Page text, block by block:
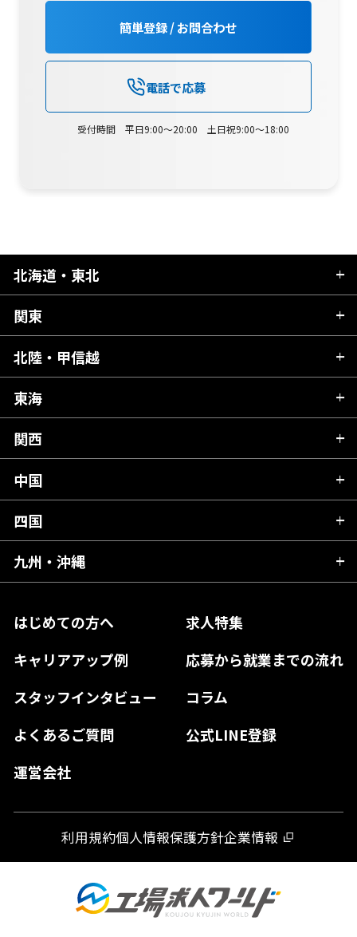
簡単登録 / お問合わせ
電話で応募
受付時間 平日9:00～20:00 土日祝9:00～18:00
はじめての方へ
求人特集
キャリアアップ例
応募から就業までの流れ
スタッフインタビュー
コラム
よくあるご質問
公式LINE登録
運営会社
北海道・東北
北海道
青森県
秋田県
岩手県
宮城県
福島県
関東
茨城県
栃木県
群馬県
千葉県
東京都
神奈川県
北陸・甲信越
新潟県
富山県
石川県
山梨県
長野県
東海
岐阜県
静岡県
愛知県
関西
滋賀県
京都府
大阪府
奈良県
和歌山県
中国
広島県
岡山県
島根県
山口県
四国
愛媛県
高知県
徳島県
九州・沖縄
熊本県
宮崎県
利用規約個人情報保護方針企業情報